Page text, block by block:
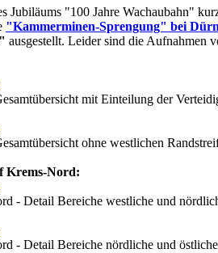
Jubiläums "100 Jahre Wachaubahn"
"Kammerminen-Sprengung" bei
ausgestellt. Leider sind die Aufnahmen
mit Einteilung der
ohne westlichen
Krems-Nord:
- Detail Bereiche westliche und
- Detail Bereiche nördliche und